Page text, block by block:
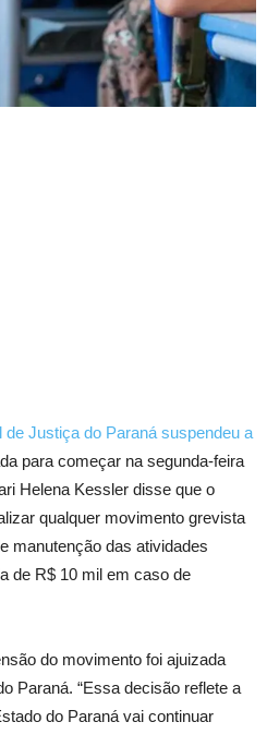
de Justiça do Paraná suspendeu a
para começar na segunda-feira
Helena Kessler disse que o
qualquer movimento grevista
manutenção das atividades
de R$ 10 mil em caso de
do movimento foi ajuizada
Paraná. “Essa decisão reflete a
do Paraná vai continuar